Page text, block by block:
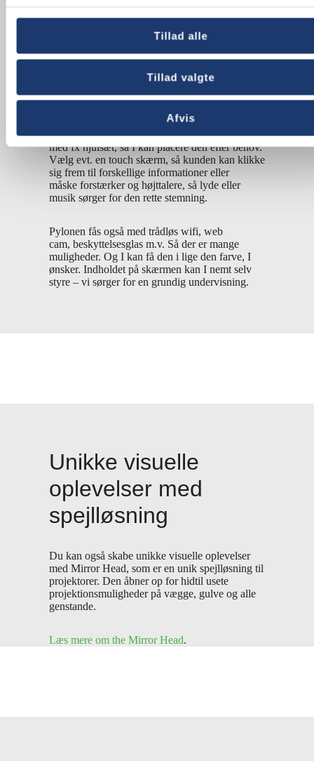
Tillad alle
Tillad valgte
Afvis
pylon øger
købsoplevelsen
En digital signage pylon med skærmstørrelser fra
øge synligheden og den personlige
købsoplevelse på. Pylonen skræddersyes til jer
med fx hjulsæt, så I kan placere den efter behov.
Vælg evt. en touch skærm, så kunden kan klikke
sig frem til forskellige informationer eller
måske forstærker og højttalere, så lyde eller
musik sørger for den rette stemning.
Pylonen fås også med trådløs wifi, web
cam, beskyttelsesglas m.v. Så der er mange
muligheder. Og I kan få den i lige den farve, I
ønsker. Indholdet på skærmen kan I nemt selv
styre – vi sørger for en grundig undervisning.
Unikke visuelle
oplevelser med
spejlløsning
Du kan også skabe unikke visuelle oplevelser
med Mirror Head, som er en unik spejlløsning til
projektorer. Den åbner op for hidtil usete
projektionsmuligheder på vægge, gulve og alle
genstande.
Læs mere om the Mirror Head.